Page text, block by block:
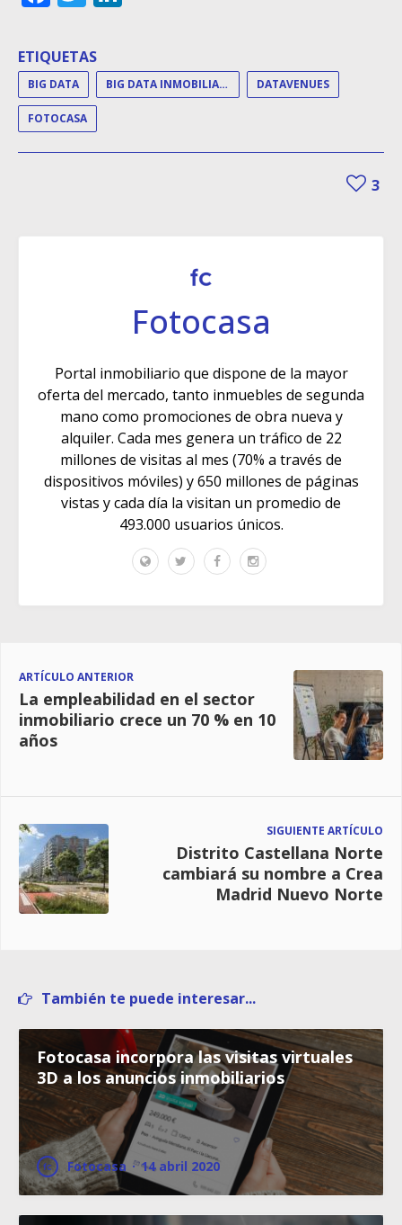
ETIQUETAS
BIG DATA BIG DATA INMOBILIARIO DATAVENUES
FOTOCASA
3
Fotocasa
Portal inmobiliario que dispone de la mayor
oferta del mercado, tanto inmuebles de segunda
mano como promociones de obra nueva y
alquiler. Cada mes genera un tráfico de 22
millones de visitas al mes (70% a través de
dispositivos móviles) y 650 millones de páginas
vistas y cada día la visitan un promedio de
493.000 usuarios únicos.
ARTÍCULO ANTERIOR
La empleabilidad en el sector
inmobiliario crece un 70 % en 10
años
SIGUIENTE ARTÍCULO
Distrito Castellana Norte
cambiará su nombre a Crea
Madrid Nuevo Norte
También te puede interesar...
Fotocasa incorpora las visitas virtuales
3D a los anuncios inmobiliarios
Fotocasa · 14 abril 2020